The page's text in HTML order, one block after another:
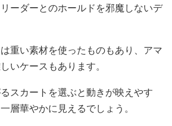
ーダーとのホールドを邪魔しないデ
重い素材を使ったものもあり、アマ
いケースもあります。
スカートを選ぶと動きが映えやす
層華やかに見えるでしょう。